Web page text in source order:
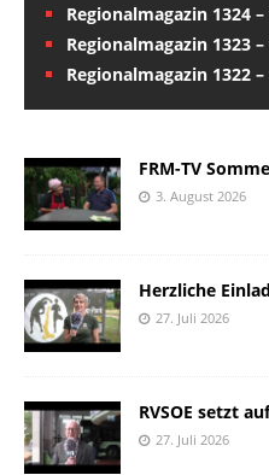
Regionalmagazin 1324
Regionalmagazin 1323
Regionalmagazin 1322
FRM-TV
3. August 2026
Herzliche
27. Juli 2026
RVSOE setzt
27. Juli 2026